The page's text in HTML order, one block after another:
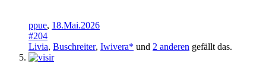
ppue, 18.Mai.2026
#204
Livia, Buschreiter, Iwivera* und 2 anderen gefällt das.